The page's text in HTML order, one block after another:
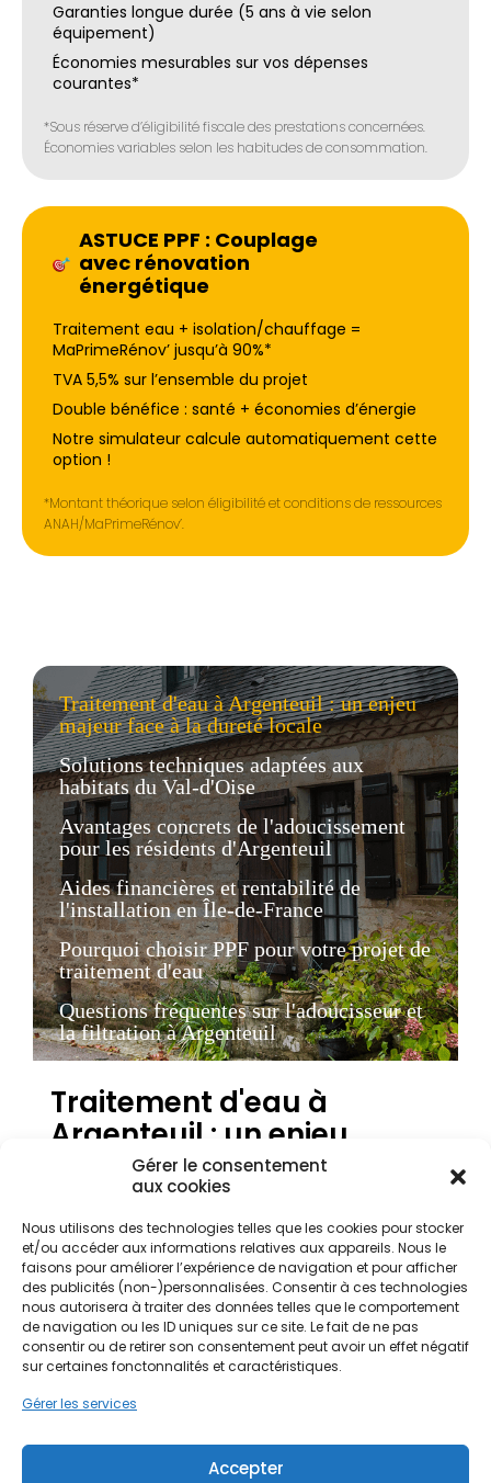
Gérer le consentement
aux cookies
Nous utilisons des technologies telles que les cookies pour stocker
et/ou accéder aux informations relatives aux appareils. Nous le
faisons pour améliorer l’expérience de navigation et pour afficher
des publicités (non-)personnalisées. Consentir à ces technologies
nous autorisera à traiter des données telles que le comportement
de navigation ou les ID uniques sur ce site. Le fait de ne pas
consentir ou de retirer son consentement peut avoir un effet négatif
sur certaines fonctonnalités et caractéristiques.
Gérer les services
Accepter
Garanties longue durée (5 ans à vie selon
équipement)
Économies mesurables sur vos dépenses
courantes*
*Sous réserve d’éligibilité fiscale des prestations concernées.
Économies variables selon les habitudes de consommation.
ASTUCE PPF : Couplage
avec rénovation
énergétique
Traitement eau + isolation/chauffage =
MaPrimeRénov’ jusqu’à 90%*
TVA 5,5% sur l’ensemble du projet
Double bénéfice : santé + économies d’énergie
Notre simulateur calcule automatiquement cette
option !
*Montant théorique selon éligibilité et conditions de ressources
ANAH/MaPrimeRénov’.
Traitement d'eau à Argenteuil : un enjeu
majeur face à la dureté locale
Solutions techniques adaptées aux
habitats du Val-d'Oise
Avantages concrets de l'adoucissement
pour les résidents d'Argenteuil
Aides financières et rentabilité de
l'installation en Île-de-France
Pourquoi choisir PPF pour votre projet de
traitement d'eau
Questions fréquentes sur l'adoucisseur et
la filtration à Argenteuil
Traitement d'eau à
Argenteuil : un enjeu
majeur face à la dureté
locale
Argenteuil, ville emblématique du Val-d'Oise, fait
face à un défi quotidien pour ses habitants : la
qualité de l'eau. Située en Île-de-France, la
commune subit les effets d'un climat océanique
dégradé qui, combiné à la géologie locale, favorise
Pour les propriétaires comme pour les locataires,
pour le patrimoine immobilier. Que ce soit dans les